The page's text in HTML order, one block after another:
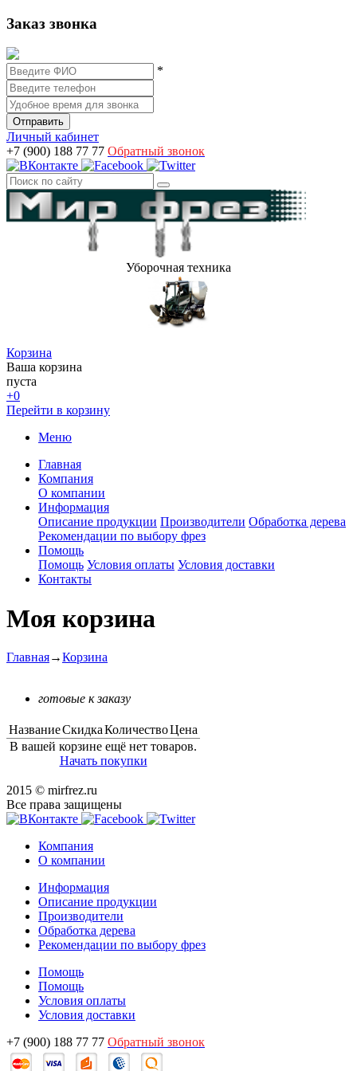
Заказ звонка
*
Личный кабинет
+7 (900) 188 77 77 Обратный звонок
Уборочная техника
Корзина
Ваша корзина
пуста
+0
Перейти в корзину
Меню
Главная
Компания
О компании
Информация
Описание продукции Производители Обработка дерева
Рекомендации по выбору фрез
Помощь
Помощь Условия оплаты Условия доставки
Контакты
Моя корзина
Главная→Корзина
готовые к заказу
НазваниеСкидкаКоличествоЦена
В вашей корзине ещё нет товаров.
Начать покупки
2015 © mirfrez.ru
Все права защищены
Компания
О компании
Информация
Описание продукции
Производители
Обработка дерева
Рекомендации по выбору фрез
Помощь
Помощь
Условия оплаты
Условия доставки
+7 (900) 188 77 77 Обратный звонок